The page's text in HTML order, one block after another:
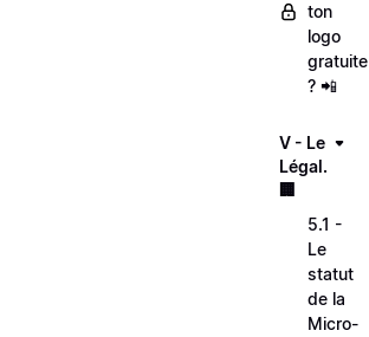
ton
logo
? 📲
V - Le
Légal.
🏢
5.1 -
Le
statut
de la
Micro-